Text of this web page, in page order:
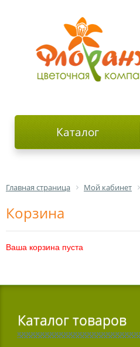
Каталог
Главная страница Мой кабинет
Корзина
Ваша корзина пуста
Каталог товаров